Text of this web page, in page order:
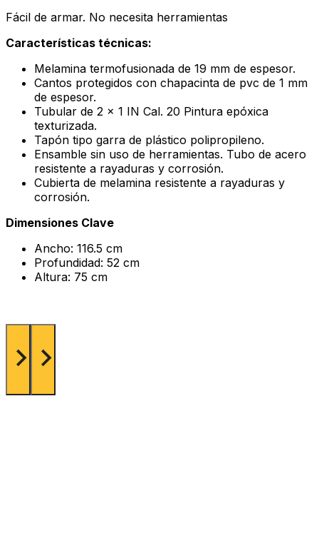
Fácil de armar. No necesita herramientas
Características técnicas:
Melamina termofusionada de 19 mm de espesor.
Cantos protegidos con chapacinta de pvc de 1 mm
de espesor.
Tubular de 2 x 1 IN Cal. 20 Pintura epóxica
texturizada.
Tapón tipo garra de plástico polipropileno.
Ensamble sin uso de herramientas. Tubo de acero
resistente a rayaduras y corrosión.
Cubierta de melamina resistente a rayaduras y
corrosión.
Dimensiones Clave
Ancho: 116.5 cm
Profundidad: 52 cm
Altura: 75 cm